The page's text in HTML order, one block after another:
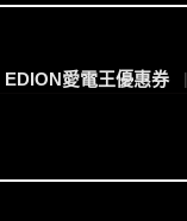
EDION愛電王優惠券